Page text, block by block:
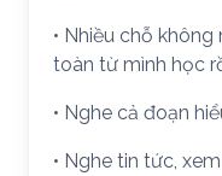
• Nhiều chỗ
toàn từ mình học
• Nghe cả đoạn
• Nghe tin tức,